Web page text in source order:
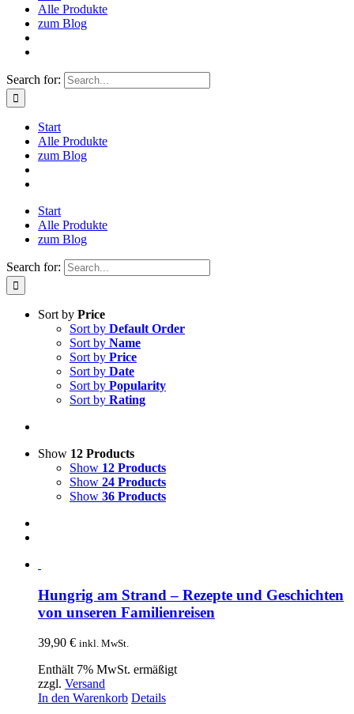
Alle Produkte
zum Blog
Search for:
Start
Alle Produkte
zum Blog
Start
Alle Produkte
zum Blog
Search for:
Sort by Price
Sort by Default Order
Sort by Name
Sort by Price
Sort by Date
Sort by Popularity
Sort by Rating
Show 12 Products
Show 12 Products
Show 24 Products
Show 36 Products
Hungrig am Strand – Rezepte und Geschichten
von unseren Familienreisen
39,90 € inkl. MwSt.
Enthält 7% MwSt. ermäßigt
zzgl. Versand
In den Warenkorb Details